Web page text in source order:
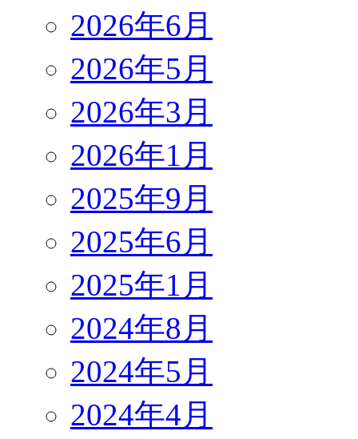
2026年6月
2026年5月
2026年3月
2026年1月
2025年9月
2025年6月
2025年1月
2024年8月
2024年5月
2024年4月